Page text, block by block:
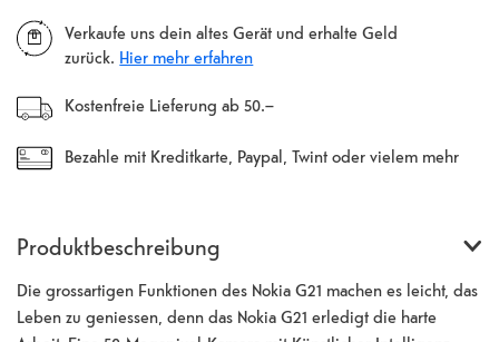
Verkaufe uns dein altes Gerät und erhalte Geld
zurück. Hier mehr erfahren
Kostenfreie Lieferung ab 50.–
Bezahle mit Kreditkarte, Paypal, Twint oder vielem mehr
Produktbeschreibung
Die grossartigen Funktionen des Nokia G21 machen es leicht, das
Leben zu geniessen, denn das Nokia G21 erledigt die harte